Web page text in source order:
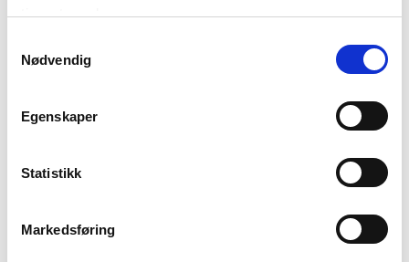
tjenestene deres.
Nødvendig
Egenskaper
Statistikk
Markedsføring
70%
Før79,90
LYKKETEGNING - WAKE
UP KRUS 40 CL GRØNN